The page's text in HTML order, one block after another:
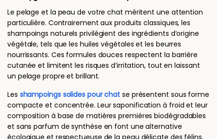
Le pelage et la peau de votre chat méritent une attention
particulière. Contrairement aux produits classiques, les
shampoings naturels privilégient des ingrédients d’origine
végétale, tels que les huiles végétales et les beurres
nourrissants. Ces formules douces respectent la barrière
cutanée et limitent les risques d’irritation, tout en laissant
un pelage propre et brillant.
Les shampoings solides pour chat se présentent sous forme
compacte et concentrée. Leur saponification à froid et leur
composition à base de matières premières biodégradables
et sans parfum de synthèse en font une alternative
écologique et respectueuse de la peau délicate des félins.